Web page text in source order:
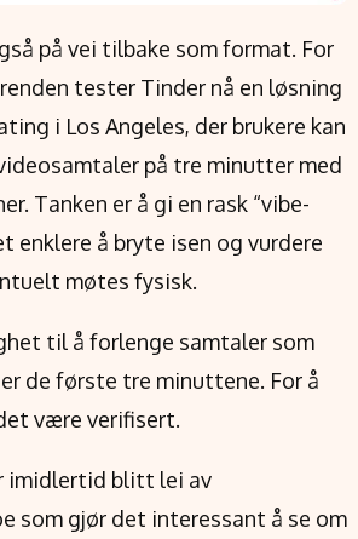
på vei tilbake som format. For
tester Tinder nå en løsning
i Los Angeles, der brukere kan
på tre minutter med
Tanken er å gi en rask “vibe-
enklere å bryte isen og vurdere
møtes fysisk.
til å forlenge samtaler som
de første tre minuttene. For å
være verifisert.
imidlertid blitt lei av
som gjør det interessant å se om